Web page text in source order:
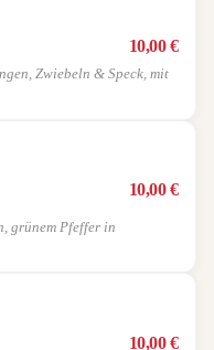
10,00€
Zwiebeln & Speck, mit
10,00€
grünem Pfeffer in
10,00€